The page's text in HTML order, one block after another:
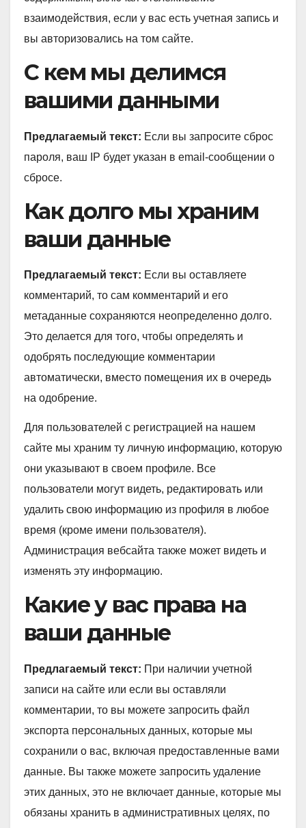
взаимодействия, если у вас есть учетная запись и
вы авторизовались на том сайте.
С кем мы делимся
вашими данными
Предлагаемый текст: Если вы запросите сброс
пароля, ваш IP будет указан в email-сообщении о
сбросе.
Как долго мы храним
ваши данные
Предлагаемый текст: Если вы оставляете
комментарий, то сам комментарий и его
метаданные сохраняются неопределенно долго.
Это делается для того, чтобы определять и
одобрять последующие комментарии
автоматически, вместо помещения их в очередь
на одобрение.
Для пользователей с регистрацией на нашем
сайте мы храним ту личную информацию, которую
они указывают в своем профиле. Все
пользователи могут видеть, редактировать или
удалить свою информацию из профиля в любое
время (кроме имени пользователя).
Администрация вебсайта также может видеть и
изменять эту информацию.
Какие у вас права на
ваши данные
Предлагаемый текст: При наличии учетной
записи на сайте или если вы оставляли
комментарии, то вы можете запросить файл
экспорта персональных данных, которые мы
сохранили о вас, включая предоставленные вами
данные. Вы также можете запросить удаление
этих данных, это не включает данные, которые мы
обязаны хранить в административных целях, по